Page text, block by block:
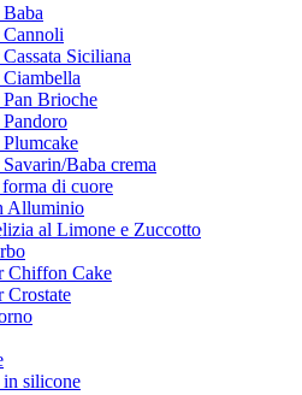
Cannoli
Siciliana
Brioche
Baba crema
di cuore
Alluminio
al Limone e Zuccotto
Chiffon Cake
Crostate
silicone